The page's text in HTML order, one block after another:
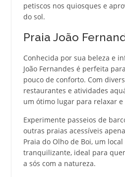
petiscos nos quiosques e
do sol.
Praia João
Conhecida por sua beleza e
João Fernandes é perfeita
pouco de conforto. Com
restaurantes e atividades
um ótimo lugar para relaxar
Experimente passeios de
outras praias acessíveis
Praia do Olho de Boi, um
tranquilizante, ideal para
a sós com a natureza.